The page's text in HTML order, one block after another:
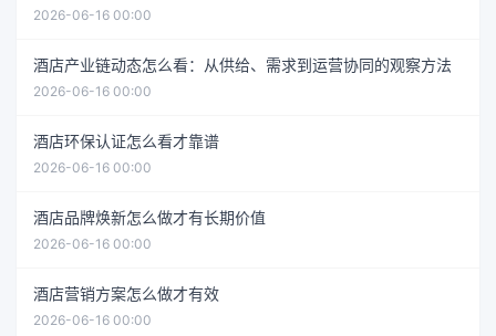
2026-06-16 00:00
酒店产业链动态怎么看：从供给、需求到运营协同的观察方法
2026-06-16 00:00
酒店环保认证怎么看才靠谱
2026-06-16 00:00
酒店品牌焕新怎么做才有长期价值
2026-06-16 00:00
酒店营销方案怎么做才有效
2026-06-16 00:00